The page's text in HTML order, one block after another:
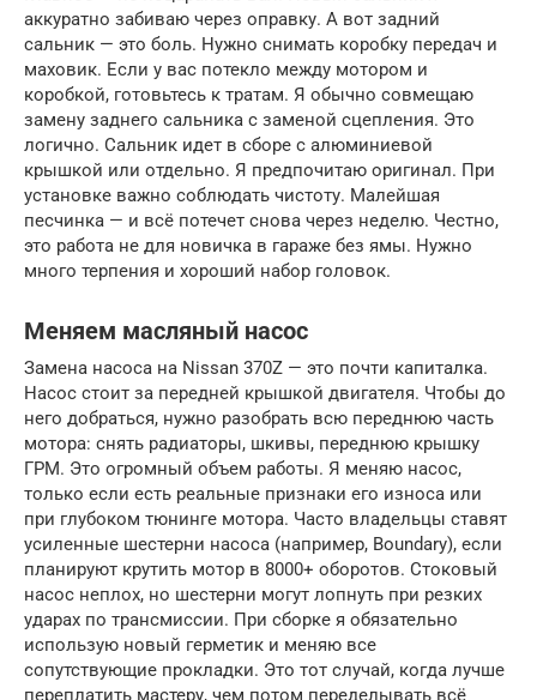
аккуратно забиваю через оправку. А вот задний
сальник — это боль. Нужно снимать коробку передач и
маховик. Если у вас потекло между мотором и
коробкой, готовьтесь к тратам. Я обычно совмещаю
замену заднего сальника с заменой сцепления. Это
логично. Сальник идет в сборе с алюминиевой
крышкой или отдельно. Я предпочитаю оригинал. При
установке важно соблюдать чистоту. Малейшая
песчинка — и всё потечет снова через неделю. Честно,
это работа не для новичка в гараже без ямы. Нужно
много терпения и хороший набор головок.
Меняем масляный насос
Замена насоса на Nissan 370Z — это почти капиталка.
Насос стоит за передней крышкой двигателя. Чтобы до
него добраться, нужно разобрать всю переднюю часть
мотора: снять радиаторы, шкивы, переднюю крышку
ГРМ. Это огромный объем работы. Я меняю насос,
только если есть реальные признаки его износа или
при глубоком тюнинге мотора. Часто владельцы ставят
усиленные шестерни насоса (например, Boundary), если
планируют крутить мотор в 8000+ оборотов. Стоковый
насос неплох, но шестерни могут лопнуть при резких
ударах по трансмиссии. При сборке я обязательно
использую новый герметик и меняю все
сопутствующие прокладки. Это тот случай, когда лучше
переплатить мастеру, чем потом переделывать всё